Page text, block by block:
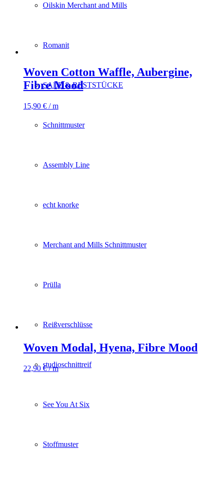
Oilskin Merchant and Mills
Romanit
SALE & RESTSTÜCKE
Schnittmuster
Assembly Line
echt knorke
Merchant and Mills Schnittmuster
Prülla
Reißverschlüsse
studioschnittreif
See You At Six
Stoffmuster
Woven Cotton Waffle, Aubergine,
Fibre Mood
15,90 € / m
Woven Modal, Hyena, Fibre Mood
22,90 €/ m